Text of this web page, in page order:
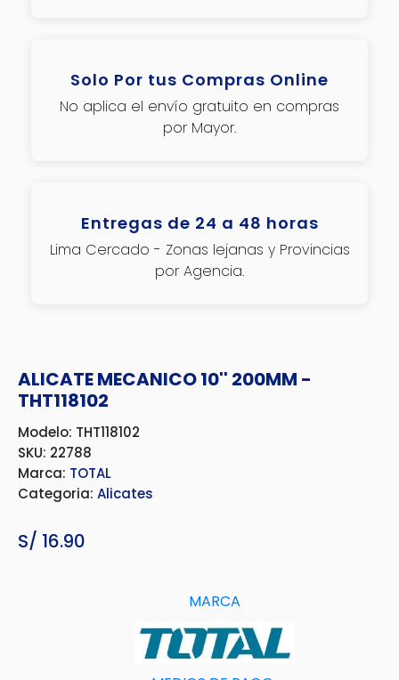
Solo Por tus Compras Online
No aplica el envío gratuito en compras
por Mayor.
Entregas de 24 a 48 horas
Lima Cercado - Zonas lejanas y Provincias
por Agencia.
ALICATE MECANICO 10'' 200MM -
THT118102
Modelo: THT118102
SKU: 22788
Marca: TOTAL
Categoria: Alicates
S/ 16.90
MARCA